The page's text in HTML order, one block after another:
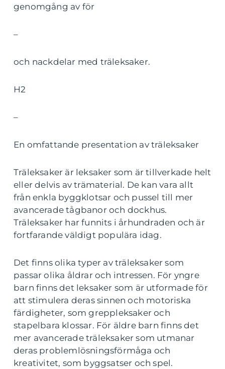
genomgång av för
–
och nackdelar med träleksaker.
H2
–
En omfattande presentation av träleksaker
Träleksaker är leksaker som är tillverkade helt
eller delvis av trämaterial. De kan vara allt
från enkla byggklotsar och pussel till mer
avancerade tågbanor och dockhus.
Träleksaker har funnits i århundraden och är
fortfarande väldigt populära idag.
Det finns olika typer av träleksaker som
passar olika åldrar och intressen. För yngre
barn finns det leksaker som är utformade för
att stimulera deras sinnen och motoriska
färdigheter, som greppleksaker och
stapelbara klossar. För äldre barn finns det
mer avancerade träleksaker som utmanar
deras problemlösningsförmåga och
kreativitet, som byggsatser och spel.